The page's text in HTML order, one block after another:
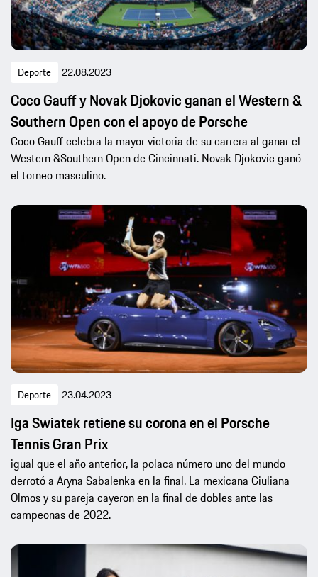
Deporte 22.08.2023
Coco Gauff y Novak Djokovic ganan el Western &
Southern Open con el apoyo de Porsche
Coco Gauff celebra la mayor victoria de su carrera al ganar el
Western &Southern Open de Cincinnati. Novak Djokovic ganó
el torneo masculino.
Deporte 23.04.2023
Iga Swiatek retiene su corona en el Porsche
Tennis Gran Prix
igual que el año anterior, la polaca número uno del mundo
derrotó a Aryna Sabalenka en la final. La mexicana Giuliana
Olmos y su pareja cayeron en la final de dobles ante las
campeonas de 2022.